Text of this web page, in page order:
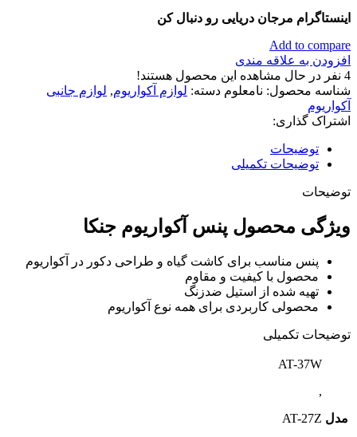
اینستاگرام مرجان دریایی رو دنبال کن
Add to compare
افزودن به علاقه مندی
4 نفر در حال مشاهده این محصول هستند!
شناسه محصول: نامعلوم دسته: لوازم آکواریوم, لوازم جانبی
آکواریوم
اشتراک گذاری:
توضیحات
توضیحات تکمیلی
توضیحات
ویژگی محصول پنس آکواریوم جنکا
پنس مناسب برای کاشت گیاه و طراحی دکور در آکواریوم
محصول با کیفیت و مقاوم
تهیه شده از استیل ضدزنگ
محصولی کاربردی برای همه نوع آکواریوم
توضیحات تکمیلی
مدل
AT-37W
,
AT-27Z